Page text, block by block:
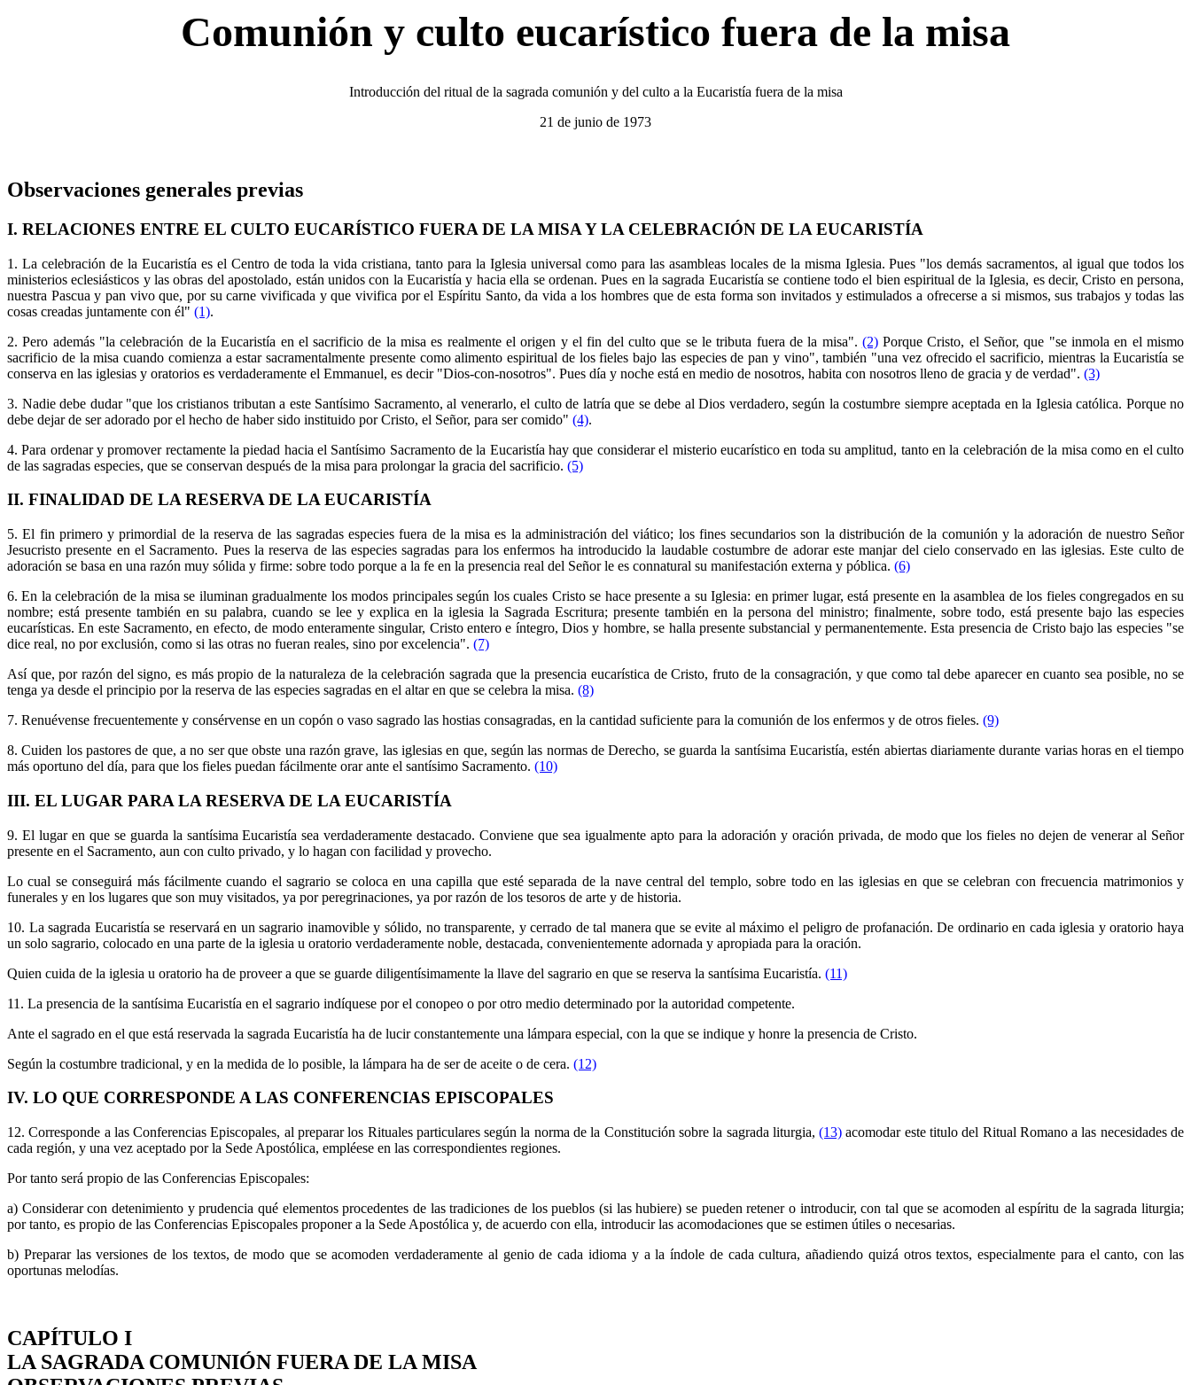
Comunión y culto eucarístico fuera de la misa
Introducción del ritual de la sagrada comunión y del culto a la Eucaristía fuera de la misa
21 de junio de 1973
Observaciones generales previas
I. RELACIONES ENTRE EL CULTO EUCARÍSTICO FUERA DE LA MISA Y LA CELEBRACIÓN DE LA EUCARISTÍA
1. La celebración de la Eucaristía es el Centro de toda la vida cristiana, tanto para la Iglesia universal como para las asambleas locales de la misma Iglesia. Pues "los demás sacramentos, al igual que todos los
ministerios eclesiásticos y las obras del apostolado, están unidos con la Eucaristía y hacia ella se ordenan. Pues en la sagrada Eucaristía se contiene todo el bien espiritual de la Iglesia, es decir, Cristo en persona,
nuestra Pascua y pan vivo que, por su carne vivificada y que vivifica por el Espíritu Santo, da vida a los hombres que de esta forma son invitados y estimulados a ofrecerse a si mismos, sus trabajos y todas las
cosas creadas juntamente con él" (1).
2. Pero además "la celebración de la Eucaristía en el sacrificio de la misa es realmente el origen y el fin del culto que se le tributa fuera de la misa". (2)Porque Cristo, el Señor, que "se inmola en el mismo
sacrificio de la misa cuando comienza a estar sacramentalmente presente como alimento espiritual de los fieles bajo las especies de pan y vino", también "una vez ofrecido el sacrificio, mientras la Eucaristía se
conserva en las iglesias y oratorios es verdaderamente el Emmanuel, es decir "Dios-con-nosotros". Pues día y noche está en medio de nosotros, habita con nosotros lleno de gracia y de verdad". (3)
3. Nadie debe dudar "que los cristianos tributan a este Santísimo Sacramento, al venerarlo, el culto de latría que se debe al Dios verdadero, según la costumbre siempre aceptada en la Iglesia católica. Porque no
debe dejar de ser adorado por el hecho de haber sido instituido por Cristo, el Señor, para ser comido" (4).
4. Para ordenar y promover rectamente la piedad hacia el Santísimo Sacramento de la Eucaristía hay que considerar el misterio eucarístico en toda su amplitud, tanto en la celebración de la misa como en el culto
de las sagradas especies, que se conservan después de la misa para prolongar la gracia del sacrificio. (5)
II. FINALIDAD DE LA RESERVA DE LA EUCARISTÍA
5. El fin primero y primordial de la reserva de las sagradas especies fuera de la misa es la administración del viático; los fines secundarios son la distribución de la comunión y la adoración de nuestro Señor
Jesucristo presente en el Sacramento. Pues la reserva de las especies sagradas para los enfermos ha introducido la laudable costumbre de adorar este manjar del cielo conservado en las iglesias. Este culto de
adoración se basa en una razón muy sólida y firme: sobre todo porque a la fe en la presencia real del Señor le es connatural su manifestación externa y póblica. (6)
6. En la celebración de la misa se iluminan gradualmente los modos principales según los cuales Cristo se hace presente a su Iglesia: en primer lugar, está presente en la asamblea de los fieles congregados en su
nombre; está presente también en su palabra, cuando se lee y explica en la iglesia la Sagrada Escritura; presente también en la persona del ministro; finalmente, sobre todo, está presente bajo las especies
eucarísticas. En este Sacramento, en efecto, de modo enteramente singular, Cristo entero e íntegro, Dios y hombre, se halla presente substancial y permanentemente. Esta presencia de Cristo bajo las especies "se
dice real, no por exclusión, como si las otras no fueran reales, sino por excelencia". (7)
Así que, por razón del signo, es más propio de la naturaleza de la celebración sagrada que la presencia eucarística de Cristo, fruto de la consagración, y que como tal debe aparecer en cuanto sea posible, no se
tenga ya desde el principio por la reserva de las especies sagradas en el altar en que se celebra la misa. (8)
7. Renuévense frecuentemente y consérvense en un copón o vaso sagrado las hostias consagradas, en la cantidad suficiente para la comunión de los enfermos y de otros fieles. (9)
8. Cuiden los pastores de que, a no ser que obste una razón grave, las iglesias en que, según las normas de Derecho, se guarda la santísima Eucaristía, estén abiertas diariamente durante varias horas en el tiempo
más oportuno del día, para que los fieles puedan fácilmente orar ante el santísimo Sacramento. (10)
III. EL LUGAR PARA LA RESERVA DE LA EUCARISTÍA
9. El lugar en que se guarda la santísima Eucaristía sea verdaderamente destacado. Conviene que sea igualmente apto para la adoración y oración privada, de modo que los fieles no dejen de venerar al Señor
presente en el Sacramento, aun con culto privado, y lo hagan con facilidad y provecho.
Lo cual se conseguirá más fácilmente cuando el sagrario se coloca en una capilla que esté separada de la nave central del templo, sobre todo en las iglesias en que se celebran con frecuencia matrimonios y
funerales y en los lugares que son muy visitados, ya por peregrinaciones, ya por razón de los tesoros de arte y de historia.
10. La sagrada Eucaristía se reservará en un sagrario inamovible y sólido, no transparente, y cerrado de tal manera que se evite al máximo el peligro de profanación. De ordinario en cada iglesia y oratorio haya
un solo sagrario, colocado en una parte de la iglesia u oratorio verdaderamente noble, destacada, convenientemente adornada y apropiada para la oración.
Quien cuida de la iglesia u oratorio ha de proveer a que se guarde diligentísimamente la llave del sagrario en que se reserva la santísima Eucaristía. (11)
11. La presencia de la santísima Eucaristía en el sagrario indíquese por el conopeo o por otro medio determinado por la autoridad competente.
Ante el sagrado en el que está reservada la sagrada Eucaristía ha de lucir constantemente una lámpara especial, con la que se indique y honre la presencia de Cristo.
Según la costumbre tradicional, y en la medida de lo posible, la lámpara ha de ser de aceite o de cera. (12)
IV. LO QUE CORRESPONDE A LAS CONFERENCIAS EPISCOPALES
12. Corresponde a las Conferencias Episcopales, al preparar los Rituales particulares según la norma de la Constitución sobre la sagrada liturgia,(13) acomodar este titulo del Ritual Romano a las necesidades de
cada región, y una vez aceptado por la Sede Apostólica, empléese en las correspondientes regiones.
Por tanto será propio de las Conferencias Episcopales:
a) Considerar con detenimiento y prudencia qué elementos procedentes de las tradiciones de los pueblos (si las hubiere) se pueden retener o introducir, con tal que se acomoden al espíritu de la sagrada liturgia;
por tanto, es propio de las Conferencias Episcopales proponer a la Sede Apostólica y, de acuerdo con ella, introducir las acomodaciones que se estimen útiles o necesarias.
b) Preparar las versiones de los textos, de modo que se acomoden verdaderamente al genio de cada idioma y a la índole de cada cultura, añadiendo quizá otros textos, especialmente para el canto, con las
oportunas melodías.
CAPÍTULO I
LA SAGRADA COMUNIÓN FUERA DE LA MISA